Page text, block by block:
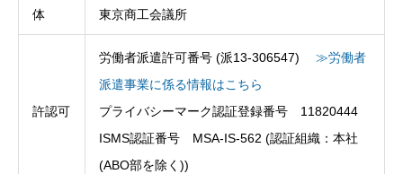
体 東京商工会議所
許認可
労働者派遣許可番号 (派13‐306547) ≫労働者
派遣事業に係る情報はこちら
プライバシーマーク認証登録番号 11820444
ISMS認証番号 MSA-IS-562 (認証組織：本社
(ABO部を除く))